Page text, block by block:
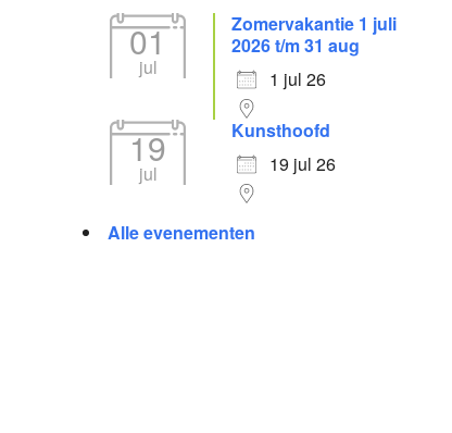
Outlook Live
01
jul
Zomervakantie 1 juli
2026 t/m 31 aug
1 jul 26
19
jul
Kunsthoofd
19 jul 26
Alle evenementen